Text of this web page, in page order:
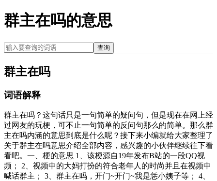
群主在吗的意思
查询
群主在吗
词语解释
群主在吗？这句话只是一句简单的疑问句，但是现在在网上经
过网友的玩梗，可不止一句简单的反问句那么的简单。那么群
主在吗内涵的意思到底是什么呢？接下来小编就给大家整理了
关于群主在吗意思介绍全部内容，感兴趣的小伙伴继续往下看
看吧。一、梗的意思 1、该梗源自19年发布B站的一段QQ视
频； 2、视频中的大妈打扮的符合老年人的时尚并且在视频中
喊话群主； 3、群主在吗，开门~开门~我是恁小姨子等； 4、